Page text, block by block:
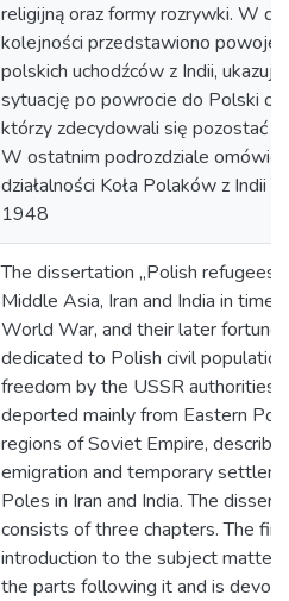
religijną oraz formy rozrywki. W
kolejności przedstawiono
polskich uchodźców z Indii,
sytuację po powrocie do Polski
którzy zdecydowali się pozostać
W ostatnim podrozdziale
działalności Koła Polaków z Indii
1948
The dissertation „Polish refugees
Middle Asia, Iran and India in
World War, and their later
dedicated to Polish civil
freedom by the USSR authorities
deported mainly from Eastern
regions of Soviet Empire,
emigration and temporary
Poles in Iran and India. The
consists of three chapters. The
introduction to the subject matter
the parts following it and is